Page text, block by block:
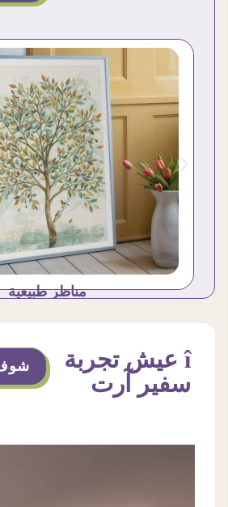
مناظر طبيعية
î عيش تجربة
سفير آرت
شوف